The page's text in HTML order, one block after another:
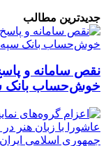
جدیدترین مطالب
نقص سامانه و
خوش‌حساب بانک